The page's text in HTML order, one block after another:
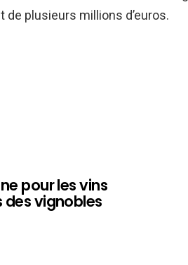
plusieurs millions d’euros.
pour les vins
vignobles